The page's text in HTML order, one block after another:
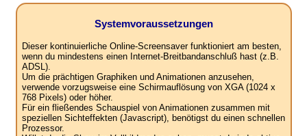
Systemvoraussetzungen
Dieser kontinuierliche Online-Screensaver funktioniert am besten,
wenn du mindestens einen Internet-Breitbandanschluß hast (z.B.
ADSL).
Um die prächtigen Graphiken und Animationen anzusehen,
verwende vorzugsweise eine Schirmauflösung von XGA (1024 x
768 Pixels) oder höher.
Für ein fließendes Schauspiel von Animationen zusammen mit
speziellen Sichteffekten (Javascript), benötigst du einen schnellen
Prozessor.